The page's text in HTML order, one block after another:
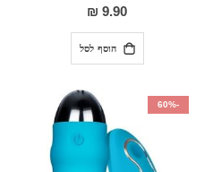
80%
9.90 ₪
הוסף לסל
-60%